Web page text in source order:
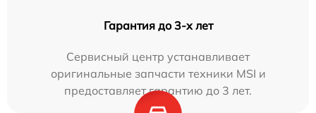
Гарантия до 3-х лет
Сервисный центр устанавливает
оригинальные запчасти техники MSI и
предоставляет гарантию до 3 лет.